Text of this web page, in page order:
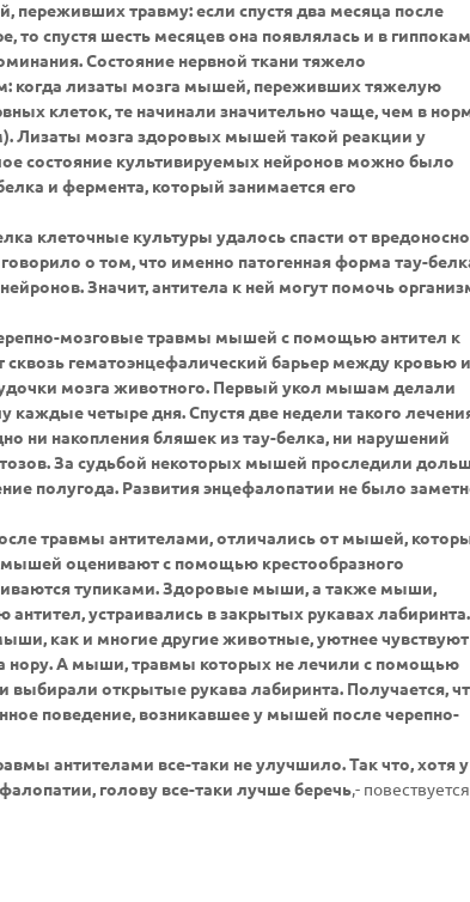
переживших травму: если спустя два месяца после
то спустя шесть месяцев она появлялась и в
Состояние нервной ткани тяжело
когда лизаты мозга мышей, переживших тяжелую
клеток, те начинали значительно чаще, чем в
Лизаты мозга здоровых мышей такой реакции у
состояние культивируемых нейронов можно было
и фермента, который занимается его
клеточные культуры удалось спасти от
о том, что именно патогенная форма тау-
Значит, антитела к ней могут помочь
мозговые травмы мышей с помощью антител к
гематоэнцефалический барьер между кровью и
мозга животного. Первый укол мышам делали
четыре дня. Спустя две недели такого
ни накопления бляшек из тау-белка, ни нарушений
За судьбой некоторых мышей проследили
полугода. Развития энцефалопатии не было
травмы антителами, отличались от мышей,
мышей оценивают с помощью крестообразного
тупиками. Здоровые мыши, а также мыши,
устраивались в закрытых рукавах лабиринта.
как и многие другие животные, уютнее чувствуют
нору. А мыши, травмы которых не лечили с помощью
выбирали открытые рукава лабиринта. Получается,
поведение, возникавшее у мышей после черепно-
антителами все-таки не улучшило. Так что, хотя у
голову все-таки лучше беречь,-